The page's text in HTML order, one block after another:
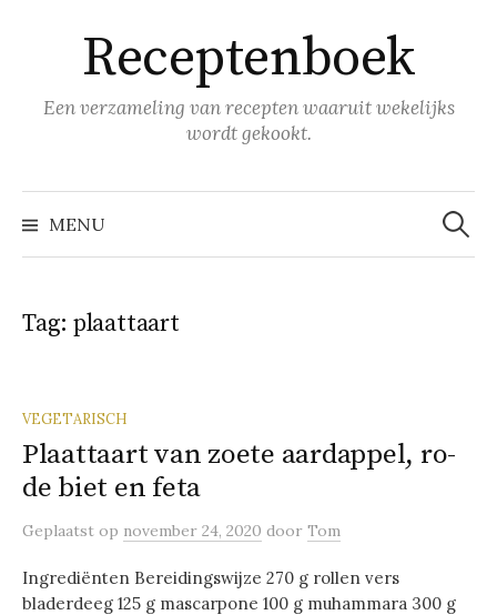
inhoud
springenReceptenboek
Een verzameling van recepten waaruit wekelijks
wordt gekookt.
MENU
Zoeken
naar:
Tag: plaattaart
VEGETARISCH
Plaat­taart van zoe­te aard­ap­pel, ro­
de biet en fe­ta
Geplaatst op november 24, 2020 door Tom
Ingrediënten Bereidingswijze 270 g rollen vers
bladerdeeg 125 g mascarpone 100 g muhammara 300 g